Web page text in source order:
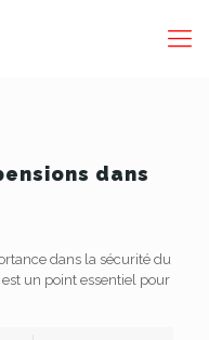
dans
dans la sécurité du
un point essentiel pour